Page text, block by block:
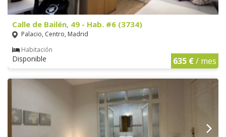
Calle de Bailén, 49 - Hab. #6 (3734)
Palacio, Centro, Madrid
Habitación
Disponible 635 €/ mes